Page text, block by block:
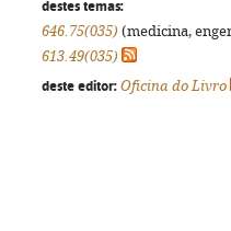
destes temas:
646.75(035) (medicina,
613.49(035)
deste editor: Oficina do Livro